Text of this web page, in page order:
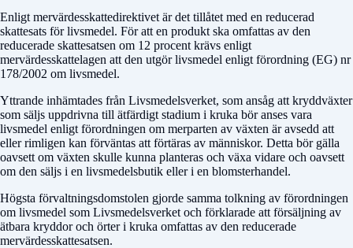
Enligt mervärdesskattedirektivet är det tillåtet med en reducerad
skattesats för livsmedel. För att en produkt ska omfattas av den
reducerade skattesatsen om 12 procent krävs enligt
mervärdesskattelagen att den utgör livsmedel enligt förordning (EG) nr
178/2002 om livsmedel.
Yttrande inhämtades från Livsmedelsverket, som ansåg att kryddväxter
som säljs uppdrivna till ätfärdigt stadium i kruka bör anses vara
livsmedel enligt förordningen om merparten av växten är avsedd att
eller rimligen kan förväntas att förtäras av människor. Detta bör gälla
oavsett om växten skulle kunna planteras och växa vidare och oavsett
om den säljs i en livsmedelsbutik eller i en blomsterhandel.
Högsta förvaltningsdomstolen gjorde samma tolkning av förordningen
om livsmedel som Livsmedelsverket och förklarade att försäljning av
ätbara kryddor och örter i kruka omfattas av den reducerade
mervärdesskattesatsen.